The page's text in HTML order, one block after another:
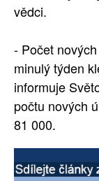
vědci.
- Počet
minulý týden
informuje
počtu nových
81 000.